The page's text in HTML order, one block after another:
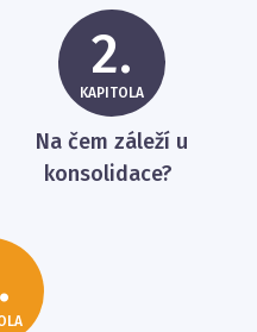
2.
KAPITOLA
Na čem záleží u
konsolidace?